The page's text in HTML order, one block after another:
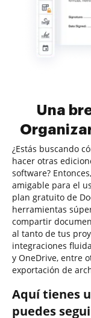
Una
¿Estás buscando
hacer otras
software?
amigable para el
plan gratuito de
herramientas
compartir
al tanto de tus
integraciones
y OneDrive, entre
exportación de
Aquí tienes
puedes